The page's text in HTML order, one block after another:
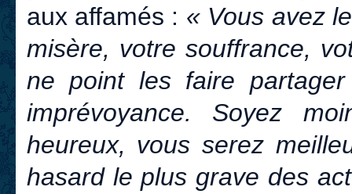
aux affamés : « Vous avez
misère, votre souffrance,
ne point les faire
imprévoyance. Soyez
heureux, vous serez
hasard le plus grave des